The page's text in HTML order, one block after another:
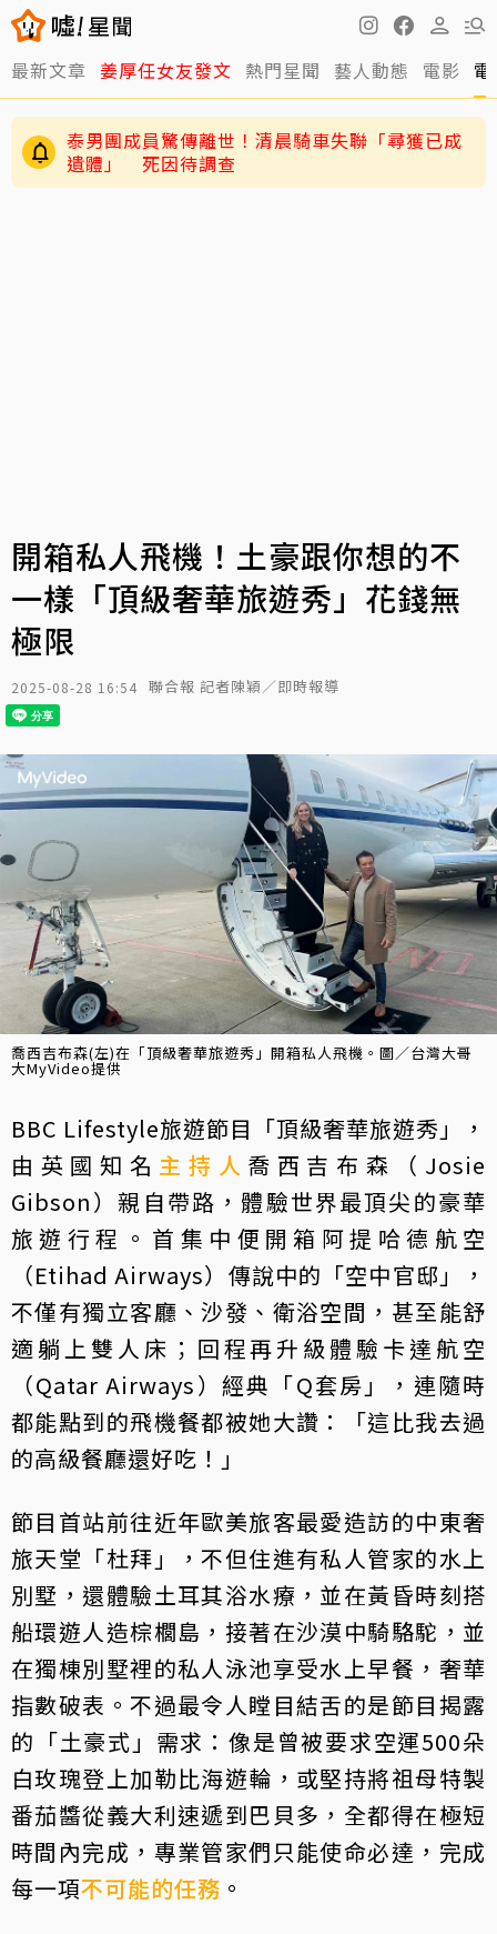
最新文章 姜厚任女友發文 熱門星聞 藝人動態 電影
泰男團成員驚傳離世！清晨騎車失聯「尋獲已成
遺體」 死因待調查
開箱私人飛機！土豪跟你想的不
一樣「頂級奢華旅遊秀」花錢無
極限
2025-08-28 16:54 聯合報 記者陳穎／即時報導
喬西吉布森(左)在「頂級奢華旅遊秀」開箱私人飛機。圖／台灣大哥
大MyVideo提供
BBC Lifestyle旅遊節目「頂級奢華旅遊秀」，
由英國知名 主持人 喬西吉布森（Josie
Gibson）親自帶路，體驗世界最頂尖的豪華
旅遊行程。首集中便開箱阿提哈德航空
（Etihad Airways）傳說中的「空中官邸」，
不僅有獨立客廳、沙發、衛浴空間，甚至能舒
適躺上雙人床；回程再升級體驗卡達航空
（Qatar Airways）經典「Q套房」，連隨時
都能點到的飛機餐都被她大讚：「這比我去過
的高級餐廳還好吃！」
節目首站前往近年歐美旅客最愛造訪的中東奢
旅天堂「杜拜」，不但住進有私人管家的水上
別墅，還體驗土耳其浴水療，並在黃昏時刻搭
船環遊人造棕櫚島，接著在沙漠中騎駱駝，並
在獨棟別墅裡的私人泳池享受水上早餐，奢華
指數破表。不過最令人瞠目結舌的是節目揭露
的「土豪式」需求：像是曾被要求空運500朵
白玫瑰登上加勒比海遊輪，或堅持將祖母特製
番茄醬從義大利速遞到巴貝多，全都得在極短
時間內完成，專業管家們只能使命必達，完成
每一項不可能的任務 。